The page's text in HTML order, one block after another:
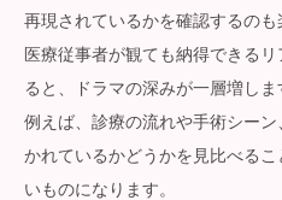
再現されているかを確認するのも
医療従事者が観ても納得できる
ると、ドラマの深みが一層増しま
例えば、診療の流れや手術シー
かれているかどうかを見比べる
いものになります。